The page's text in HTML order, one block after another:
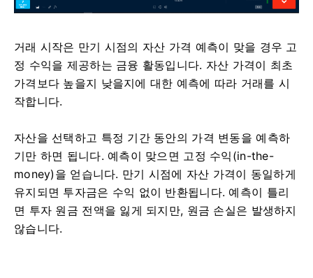
거래 시작은 만기 시점의 자산 가격 예측이 맞을 경우 고
정 수익을 제공하는 금융 활동입니다. 자산 가격이 최초
가격보다 높을지 낮을지에 대한 예측에 따라 거래를 시
작합니다.
자산을 선택하고 특정 기간 동안의 가격 변동을 예측하
기만 하면 됩니다. 예측이 맞으면 고정 수익(in-the-
money)을 얻습니다. 만기 시점에 자산 가격이 동일하게
유지되면 투자금은 수익 없이 반환됩니다. 예측이 틀리
면 투자 원금 전액을 잃게 되지만, 원금 손실은 발생하지
않습니다.